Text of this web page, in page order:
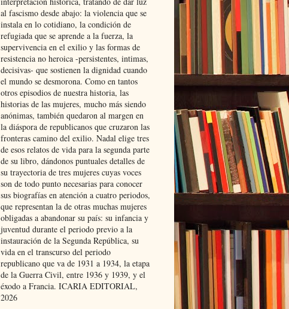
al fascismo desde abajo: la violencia que se
instala en lo cotidiano, la condición de
refugiada que se aprende a la fuerza, la
supervivencia en el exilio y las formas de
resistencia no heroica -persistentes, intimas,
decisivas- que sostienen la dignidad cuando
el mundo se desmorona. Como en tantos
otros episodios de nuestra historia, las
historias de las mujeres, mucho más siendo
anónimas, también quedaron al margen en
la diáspora de republicanos que cruzaron las
fronteras camino del exilio. Nadal elige tres
de esos relatos de vida para la segunda parte
de su libro, dándonos puntuales detalles de
su trayectoria de tres mujeres cuyas voces
son de todo punto necesarias para conocer
sus biografías en atención a cuatro periodos,
que representan la de otras muchas mujeres
obligadas a abandonar su país: su infancia y
juventud durante el periodo previo a la
instauración de la Segunda República, su
vida en el transcurso del periodo
republicano que va de 1931 a 1934, la etapa
de la Guerra Civil, entre 1936 y 1939, y el
éxodo a Francia. ICARIA EDITORIAL,
2026